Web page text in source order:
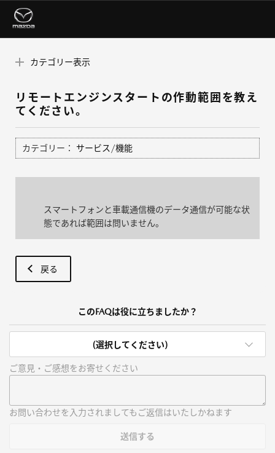
カテゴリー表示
リモートエンジンスタートの作動範囲を教え
てください。
カテゴリー： サービス/機能
スマートフォンと車載通信機のデータ通信が可能な状
態であれば範囲は問いません。
戻る
このFAQは役に立ちましたか？
(選択してください)
ご意見・ご感想をお寄せください
お問い合わせを入力されましてもご返信はいたしかねます
送信する